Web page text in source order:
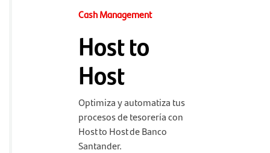
Cash Management
Host to
Host
Optimiza y automatiza tus
procesos de tesorería con
Host to Host de Banco
Santander.